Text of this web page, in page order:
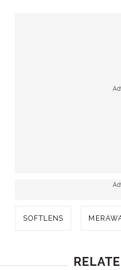
SOFTLENS